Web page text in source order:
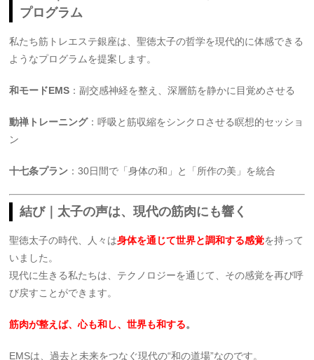
プログラム
私たち筋トレエステ銀座は、聖徳太子の哲学を現代的に体感できる
ようなプログラムを提案します。
和モードEMS ：副交感神経を整え、深層筋を静かに目覚めさせる
動禅トレーニング：呼吸と筋収縮をシンクロさせる瞑想的セッショ
ン
十七条プラン ：30日間で「身体の和」と「所作の美」を統合
結び｜太子の声は、現代の筋肉にも響く
聖徳太子の時代、人々は身体を通じて世界と調和する感覚を持って
いました。
現代に生きる私たちは、テクノロジーを通じて、その感覚を再び呼
び戻すことができます。
筋肉が整えば、心も和し、世界も和する。
EMSは、過去と未来をつなぐ現代の“和の道場”なのです。